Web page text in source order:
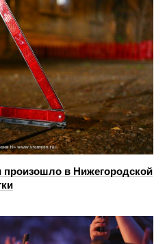
в Нижегородской